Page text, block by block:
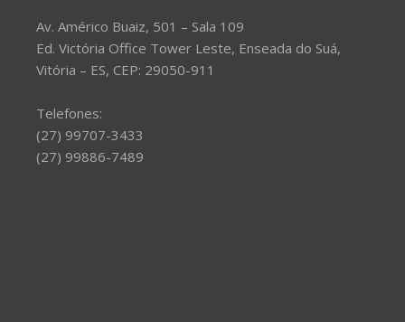
Av. Américo Buaiz, 501 – Sala 109
Ed. Victória Office Tower Leste, Enseada do Suá,
Vitória – ES, CEP: 29050-911
Telefones:
(27) 99707-3433
(27) 99886-7489